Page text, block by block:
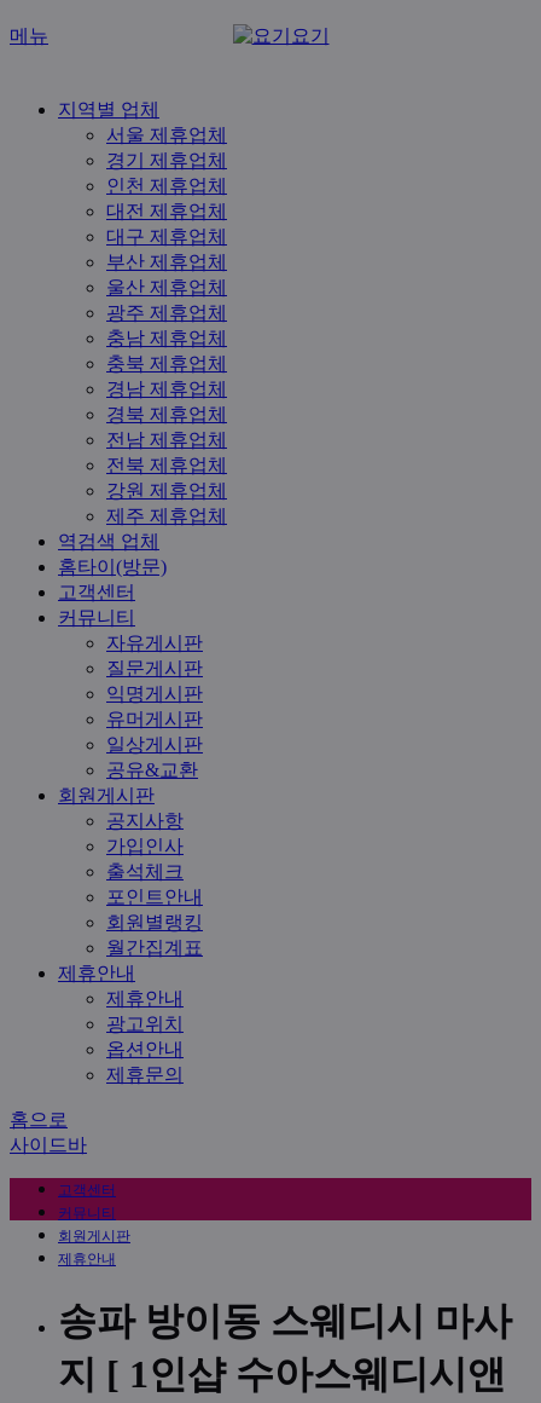
메뉴
지역별 업체
서울 제휴업체
경기 제휴업체
인천 제휴업체
대전 제휴업체
대구 제휴업체
부산 제휴업체
울산 제휴업체
광주 제휴업체
충남 제휴업체
충북 제휴업체
경남 제휴업체
경북 제휴업체
전남 제휴업체
전북 제휴업체
강원 제휴업체
제주 제휴업체
역검색 업체
홈타이(방문)
고객센터
커뮤니티
자유게시판
질문게시판
익명게시판
유머게시판
일상게시판
공유&교환
회원게시판
공지사항
가입인사
출석체크
포인트안내
회원별랭킹
월간집계표
제휴안내
제휴안내
광고위치
옵션안내
제휴문의
홈으로
사이드바
고객센터
커뮤니티
회원게시판
제휴안내
송파 방이동 스웨디시 마사
지 [ 1인샵 수아스웨디시앤